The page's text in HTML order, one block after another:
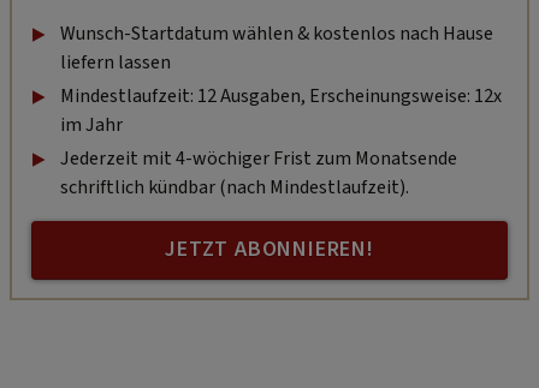
Wunsch-Startdatum wählen & kostenlos nach Hause
liefern lassen
Mindestlaufzeit: 12 Ausgaben, Erscheinungsweise: 12x
im Jahr
Jederzeit mit 4-wöchiger Frist zum Monatsende
schriftlich kündbar (nach Mindestlaufzeit).
JETZT ABONNIEREN!